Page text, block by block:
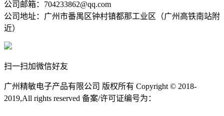
公司邮箱：704233862@qq.com
公司地址：广州市番禺区钟村镇都那工业区（广州高铁南站附
近）
扫一扫加微信好友
广州精敏电子产品有限公司 版权所有 Copyright © 2018-
2019,All rights reserved 备案/许可证编号为：